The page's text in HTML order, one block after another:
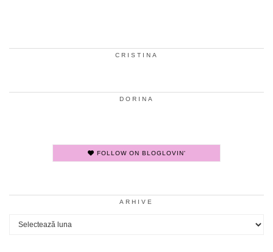
CRISTINA
DORINA
FOLLOW ON BLOGLOVIN'
ARHIVE
Arhive